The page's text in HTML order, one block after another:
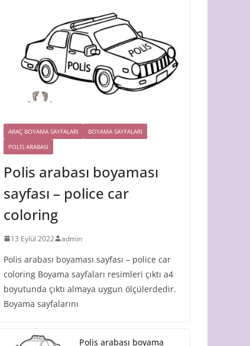
ARAÇ BOYAMA SAYFALARI
BOYAMA SAYFALARI
POLIS ARABASI
Polis arabası boyaması
sayfası – police car
coloring
13 Eylül 2022 admin
Polis arabası boyaması sayfası – police car
coloring Boyama sayfaları resimleri çıktı a4
boyutunda çıktı almaya uygun ölçülerdedir.
Boyama sayfalarını
Polis arabası boyama